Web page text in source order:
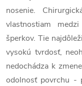
nosenie.
vlastnostiam
šperkov. Tie
vysokú tvrdosť,
nedochádza k
odolnosť povrchu -